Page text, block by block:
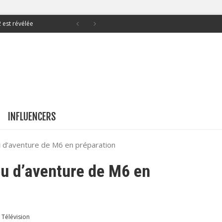
Weatherly
19 ce soir sur TF1
est révélée
INFLUENCERS
de M6 en préparation
d’aventure de M6 en
Télévision